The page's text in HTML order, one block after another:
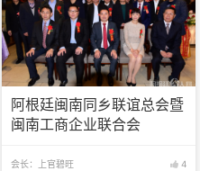
阿根廷闽南同乡联谊总会暨
闽南工商企业联合会
会长：上官碧旺 4